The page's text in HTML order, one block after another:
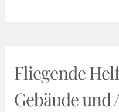
Fliegende
Gebäude und